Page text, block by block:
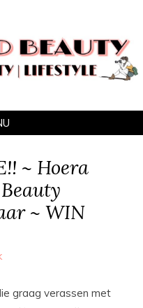
~ Hoera
~ WIN
graag verassen met